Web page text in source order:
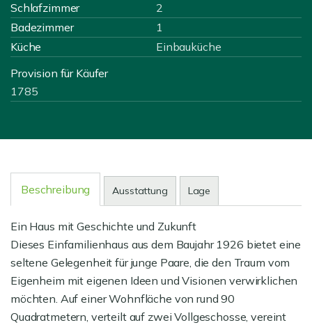
Schlafzimmer
2
Badezimmer
1
Küche
Einbauküche
Provision für Käufer
1785
Beschreibung Ausstattung Lage
Ein Haus mit Geschichte und Zukunft
Dieses Einfamilienhaus aus dem Baujahr 1926 bietet eine
seltene Gelegenheit für junge Paare, die den Traum vom
Eigenheim mit eigenen Ideen und Visionen verwirklichen
möchten. Auf einer Wohnfläche von rund 90
Quadratmetern, verteilt auf zwei Vollgeschosse, vereint